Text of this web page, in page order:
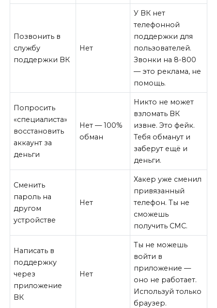
Позвонить в
службу
поддержки ВК
Нет
У ВК нет
телефонной
поддержки для
пользователей.
Звонки на 8-800
— это реклама, не
помощь.
Попросить
«специалиста»
восстановить
аккаунт за
деньги
Нет — 100%
обман
Никто не может
взломать ВК
извне. Это фейк.
Тебя обманут и
заберут ещё и
деньги.
Сменить
пароль на
другом
устройстве
Нет
Хакер уже сменил
привязанный
телефон. Ты не
сможешь
получить СМС.
Написать в
поддержку
через
приложение
ВК
Нет
Ты не можешь
войти в
приложение —
оно не работает.
Используй только
браузер.